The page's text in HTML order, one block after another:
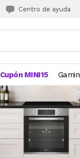
Centro de ayuda
Cupón MINI15